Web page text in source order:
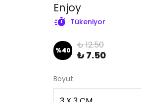
Enjoy
Tükeniyor
%40 ₺ 12.50
₺ 7.50
Boyut